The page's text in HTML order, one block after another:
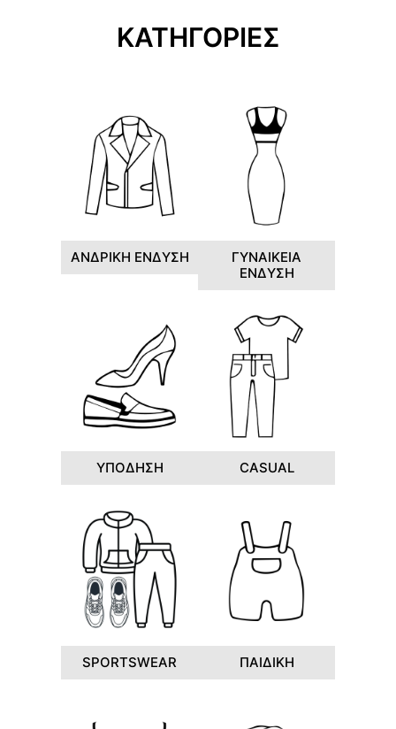
ΚΑΤΗΓΟΡΙΕΣ
ΑΝΔΡΙΚΗ ΕΝΔΥΣΗ
ΓΥΝΑΙΚΕΙΑ
ΕΝΔΥΣΗ
ΥΠΟΔΗΣΗ CASUAL
SPORTSWEAR ΠΑΙΔΙΚΗ